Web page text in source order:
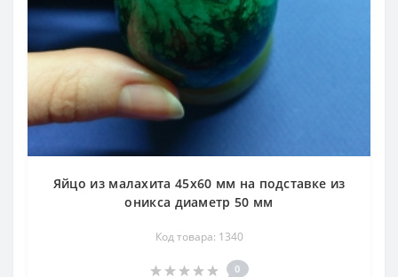
Яйцо из малахита 45х60 мм на подставке из
оникса диаметр 50 мм
Код товара: 1340
0